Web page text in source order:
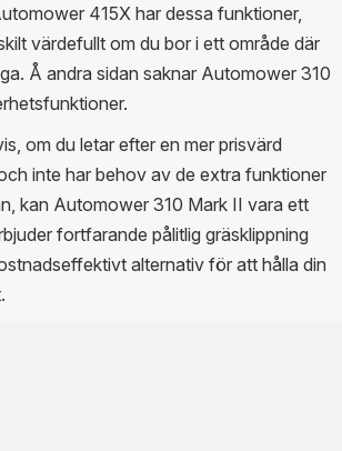
415X har dessa funktioner,
värdefullt om du bor i ett område där
Å andra sidan saknar Automower 310
om du letar efter en mer prisvärd
inte har behov av de extra funktioner
kan Automower 310 Mark II vara ett
fortfarande pålitlig gräsklippning
alternativ för att hålla din